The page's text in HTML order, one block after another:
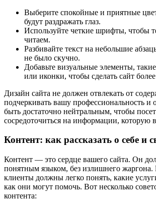
Выберите спокойные и приятные
будут раздражать глаз.
Используйте четкие шрифты, чтобы
читаем.
Разбивайте текст на небольшие
не было скучно.
Добавьте визуальные элементы,
или иконки, чтобы сделать сайт
Дизайн сайта не должен отвлекать от
подчеркивать вашу профессиональность и
быть достаточно нейтральным, чтобы
сосредоточиться на информации, которую
Контент: как рассказать о себе и
Контент — это сердце вашего сайта. Он
понятным языком, без излишнего
клиенты должны легко понять, какие
как они могут помочь. Вот несколько
контента: